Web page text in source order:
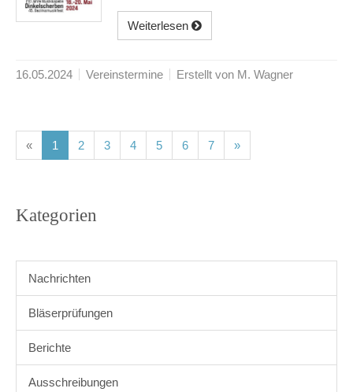
Weiterlesen
16.05.2024 Vereinstermine Erstellt von M. Wagner
« 1 (current)
2(current)
3(current)
4(current)
5(current)
6(current)
7(current)
»
Kategorien
Nachrichten
Bläserprüfungen
Berichte
Ausschreibungen